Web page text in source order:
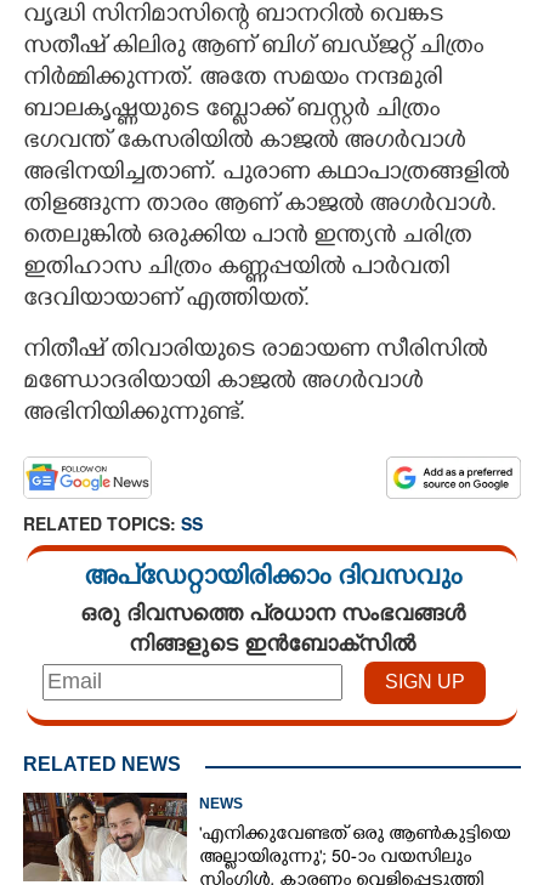
വൃദ്ധി സിനിമാസിന്റെ ബാനറിൽ വെങ്കട
സതീഷ് കിലിരു ആണ് ബിഗ് ബഡ്ജറ്റ് ചിത്രം
നിർമ്മിക്കുന്നത്. അതേ സമയം നന്ദമുരി
ബാലകൃഷ്ണയുടെ ബ്ളോക്ക് ബസ്റ്റർ ചിത്രം
ഭഗവന്ത് കേസരിയിൽ കാജൽ അഗർവാൾ
അഭിനയിച്ചതാണ്. പുരാണ കഥാപാത്രങ്ങളിൽ
തിളങ്ങുന്ന താരം ആണ് കാജൽ അഗർവാൾ.
തെലുങ്കിൽ ഒരുക്കിയ പാൻ ഇന്ത്യൻ ചരിത്ര
ഇതിഹാസ ചിത്രം കണ്ണപ്പയിൽ പാർവതി
ദേവിയായാണ് എത്തിയത്.
നിതീഷ് തിവാരിയുടെ രാമായണ സീരിസിൽ
മണ്ഡോദരിയായി കാജൽ അഗർവാൾ
അഭിനിയിക്കുന്നുണ്ട്.
RELATED TOPICS: SS
അപ്ഡേറ്റായിരിക്കാം ദിവസവും
ഒരു ദിവസത്തെ പ്രധാന സംഭവങ്ങൾ
നിങ്ങളുടെ ഇൻബോക്സിൽ
RELATED NEWS
NEWS
'എനിക്കുവേണ്ടത് ഒരു ആൺകുട്ടിയെ
അല്ലായിരുന്നു'; 50-ാം വയസിലും